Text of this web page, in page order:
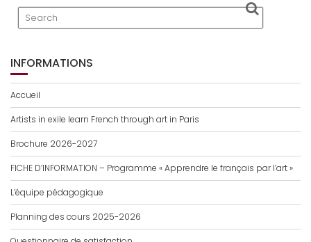
INFORMATIONS
Accueil
Artists in exile learn French through art in Paris
Brochure 2026-2027
FICHE D’INFORMATION – Programme « Apprendre le français par l’art »
L’équipe pédagogique
Planning des cours 2025-2026